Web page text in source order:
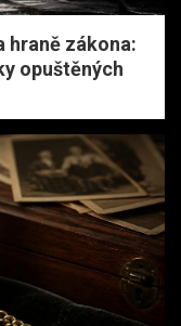
hraně zákona:
opuštěných